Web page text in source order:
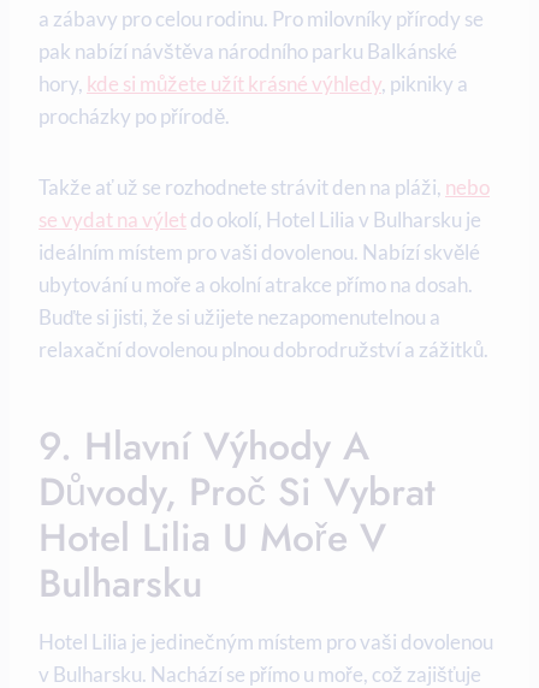
a zábavy pro celou rodinu. Pro milovníky přírody se
pak nabízí návštěva národního parku Balkánské
hory, kde si můžete užít krásné výhledy, pikniky a
procházky po přírodě.
Takže ať už se rozhodnete strávit den na pláži, nebo
se vydat na výletdo okolí, Hotel Lilia v Bulharsku je
ideálním místem pro vaši dovolenou. Nabízí skvělé
ubytování u moře a okolní atrakce přímo na dosah.
Buďte si jisti, že si užijete nezapomenutelnou a
relaxační dovolenou plnou dobrodružství a zážitků.
9. Hlavní Výhody A
Důvody, Proč Si Vybrat
Hotel Lilia U Moře V
Bulharsku
Hotel Lilia je jedinečným místem pro vaši dovolenou
v Bulharsku. Nachází se přímo u moře, což zajišťuje